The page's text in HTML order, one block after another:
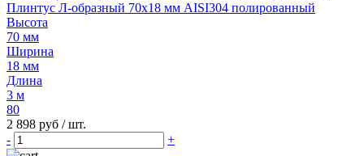
Плинтус Л-образный 70х18 мм AISI304 полированный
Высота
70 мм
Ширина
18 мм
Длина
3 м
80
2 898 руб / шт.
-
+